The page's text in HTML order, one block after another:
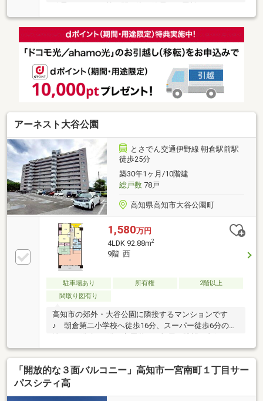
たゆったりめの延床面積７８．７２㎡の居室空間で、
その上配達状況を気にせず外出できる宅配ＢＯＸ付だ
から、手軽に配達商品をオーダーできます。ちなみに
不審者や火災などの異変を常時監視する２４時間セキ
Ｋ。
アーネスト大谷公園
とさでん交通伊野線 朝倉駅前駅
徒歩25分
築30年1ヶ月/10階建
総戸数78戸
高知県高知市大谷公園町
1,580万円
4LDK 92.88m2
9階 西
駐車場あり 所有権
2階以上
間取り図有り
高知市の郊外・大谷公園に隣接するマンションです
♪ 朝倉第二小学校へ徒歩16分、スーパー徒歩6分の立
セカンドハウスとして利用されているため使用感少な
くきれいな室内となっています♪ 部屋数の多い4LDK
の間取り♪ 大谷公園へ徒歩2分ですので、小さなお子
さまの遊び場や日々のジョギングなどにも便利な立地
「開放的な３面バルコニー」高知市一宮南町１丁目サー
パスシティ高